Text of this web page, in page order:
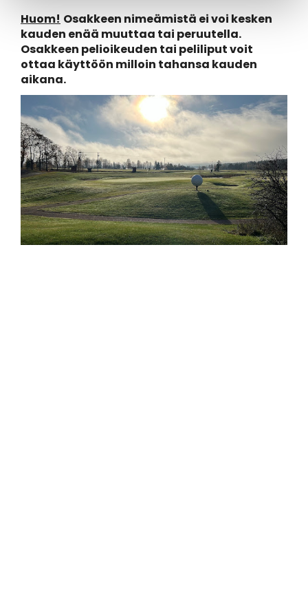
Huom! Osakkeen nimeämistä ei voi kesken
kauden enää muuttaa tai peruutella.
Osakkeen pelioikeuden tai peliliput voit
ottaa käyttöön milloin tahansa kauden
aikana.